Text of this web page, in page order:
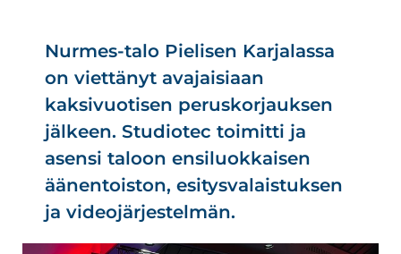
Nurmes-talo Pielisen Karjalassa
on viettänyt avajaisiaan
kaksivuotisen peruskorjauksen
jälkeen. Studiotec toimitti ja
asensi taloon ensiluokkaisen
äänentoiston, esitysvalaistuksen
ja videojärjestelmän.